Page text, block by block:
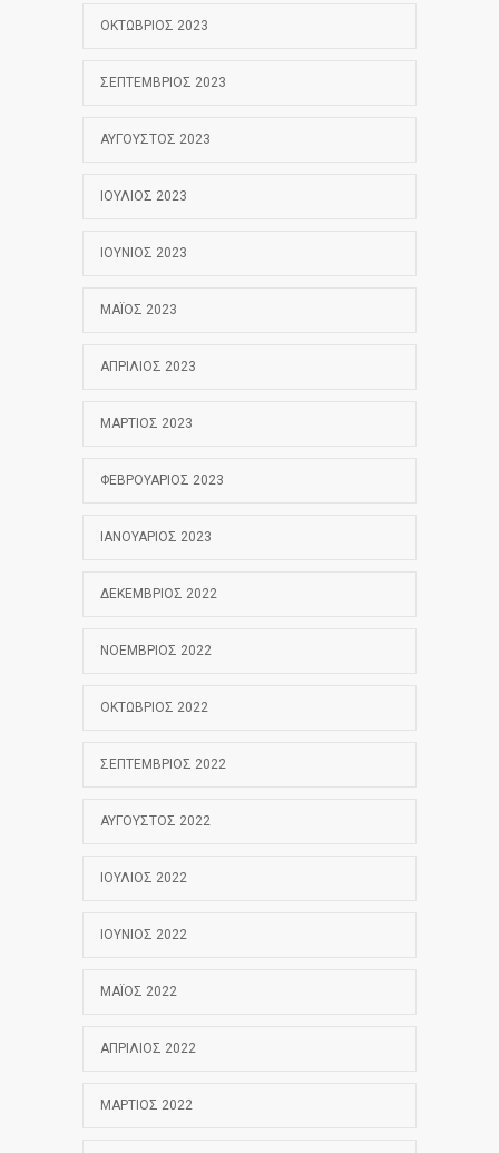
ΟΚΤΏΒΡΙΟΣ 2023
ΣΕΠΤΈΜΒΡΙΟΣ 2023
ΑΎΓΟΥΣΤΟΣ 2023
ΙΟΎΛΙΟΣ 2023
ΙΟΎΝΙΟΣ 2023
ΜΆΙΟΣ 2023
ΑΠΡΊΛΙΟΣ 2023
ΜΆΡΤΙΟΣ 2023
ΦΕΒΡΟΥΆΡΙΟΣ 2023
ΙΑΝΟΥΆΡΙΟΣ 2023
ΔΕΚΈΜΒΡΙΟΣ 2022
ΝΟΈΜΒΡΙΟΣ 2022
ΟΚΤΏΒΡΙΟΣ 2022
ΣΕΠΤΈΜΒΡΙΟΣ 2022
ΑΎΓΟΥΣΤΟΣ 2022
ΙΟΎΛΙΟΣ 2022
ΙΟΎΝΙΟΣ 2022
ΜΆΙΟΣ 2022
ΑΠΡΊΛΙΟΣ 2022
ΜΆΡΤΙΟΣ 2022